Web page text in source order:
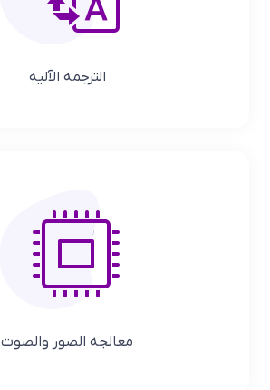
الترجمه الآلیه
معالجه الصور والصوت